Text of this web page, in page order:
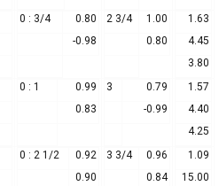
0 : 3/4
0.80
-0.98
2 3/4
1.00
0.80
1.63
4.45
3.80
0 : 1
0.99
0.83
3
0.79
-0.99
1.57
4.40
4.25
0 : 2 1/2
0.92
0.90
3 3/4
0.96
0.84
1.09
15.00